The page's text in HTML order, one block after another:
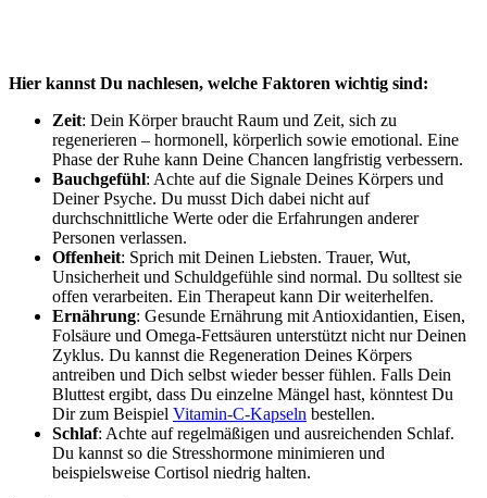
Hier kannst Du nachlesen, welche Faktoren wichtig sind:
Zeit: Dein Körper braucht Raum und Zeit, sich zu
regenerieren – hormonell, körperlich sowie emotional. Eine
Phase der Ruhe kann Deine Chancen langfristig verbessern.
Bauchgefühl: Achte auf die Signale Deines Körpers und
Deiner Psyche. Du musst Dich dabei nicht auf
durchschnittliche Werte oder die Erfahrungen anderer
Personen verlassen.
Offenheit: Sprich mit Deinen Liebsten. Trauer, Wut,
Unsicherheit und Schuldgefühle sind normal. Du solltest sie
offen verarbeiten. Ein Therapeut kann Dir weiterhelfen.
Ernährung: Gesunde Ernährung mit Antioxidantien, Eisen,
Folsäure und Omega-Fettsäuren unterstützt nicht nur Deinen
Zyklus. Du kannst die Regeneration Deines Körpers
antreiben und Dich selbst wieder besser fühlen. Falls Dein
Bluttest ergibt, dass Du einzelne Mängel hast, könntest Du
Dir zum Beispiel Vitamin-C-Kapseln bestellen.
Schlaf: Achte auf regelmäßigen und ausreichenden Schlaf.
Du kannst so die Stresshormone minimieren und
beispielsweise Cortisol niedrig halten.